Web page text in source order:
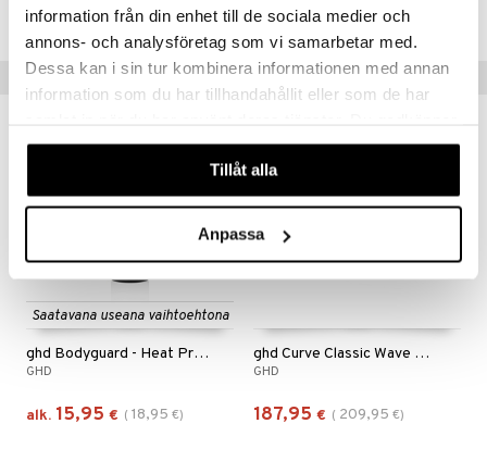
information från din enhet till de sociala medier och
annons- och analysföretag som vi samarbetar med.
Dessa kan i sin tur kombinera informationen med annan
information som du har tillhandahållit eller som de har
våra cookies vid fortsatt användande av vår webbplats.
Tillåt alla
Anpassa
CGH04-3Z-1-XX-XX
Vinkkejä sinulle
Saatavana useana vaihtoehtona
ghd Bodyguard - Heat Protect Spray
GHD
alk. 15,95 € ( 18,95 €)
ghd Curve Classic Wave Wand
GHD
187,95 € ( 209,95 €)